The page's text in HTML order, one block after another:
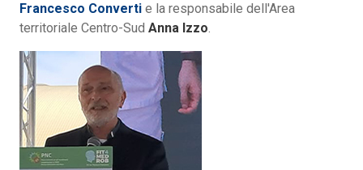
Francesco Converti e la responsabile dell'Area
territoriale Centro-Sud Anna Izzo.